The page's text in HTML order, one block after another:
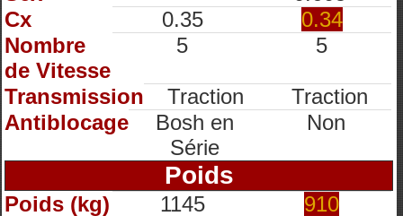
Cx
0.35
0.34
Nombre
de Vitesse
5 5
Transmission Traction
Traction
Antiblocage
Bosh en
Série
Non
Poids
Poids (kg) 1145
910